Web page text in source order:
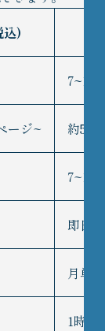
込)
7~14
ージ~ 約
7~14
即日
月単
1時間